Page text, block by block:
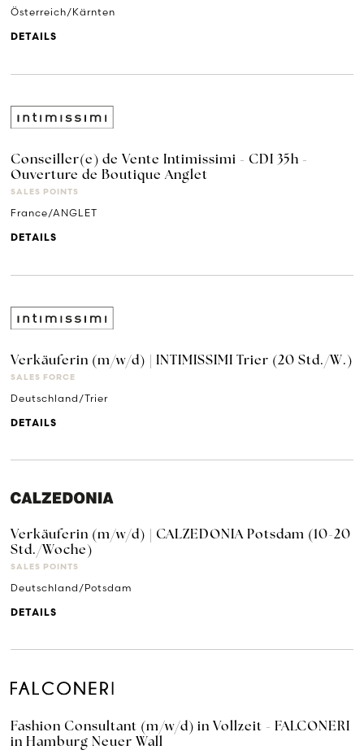
Österreich/Kärnten
DETAILS
Conseiller(e) de Vente Intimissimi - CDI 35h -
Ouverture de Boutique Anglet
SALES POINTS
France/ANGLET
DETAILS
Verkäuferin (m/w/d) | INTIMISSIMI Trier (20 Std./W.)
SALES FORCE
Deutschland/Trier
DETAILS
Verkäuferin (m/w/d) | CALZEDONIA Potsdam (10-20
Std./Woche)
SALES POINTS
Deutschland/Potsdam
DETAILS
Fashion Consultant (m/w/d) in Vollzeit - FALCONERI
in Hamburg Neuer Wall